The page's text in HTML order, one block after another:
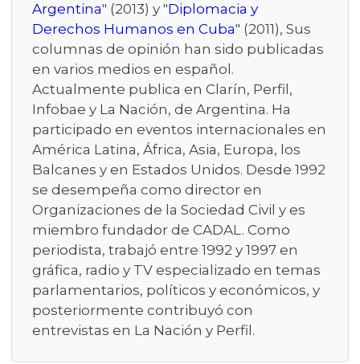
Argentina" (2013) y "Diplomacia y
Derechos Humanos en Cuba" (2011), Sus
columnas de opinión han sido publicadas
en varios medios en español.
Actualmente publica en Clarín, Perfil,
Infobae y La Nación, de Argentina. Ha
participado en eventos internacionales en
América Latina, África, Asia, Europa, los
Balcanes y en Estados Unidos. Desde 1992
se desempeña como director en
Organizaciones de la Sociedad Civil y es
miembro fundador de CADAL. Como
periodista, trabajó entre 1992 y 1997 en
gráfica, radio y TV especializado en temas
parlamentarios, políticos y económicos, y
posteriormente contribuyó con
entrevistas en La Nación y Perfil.